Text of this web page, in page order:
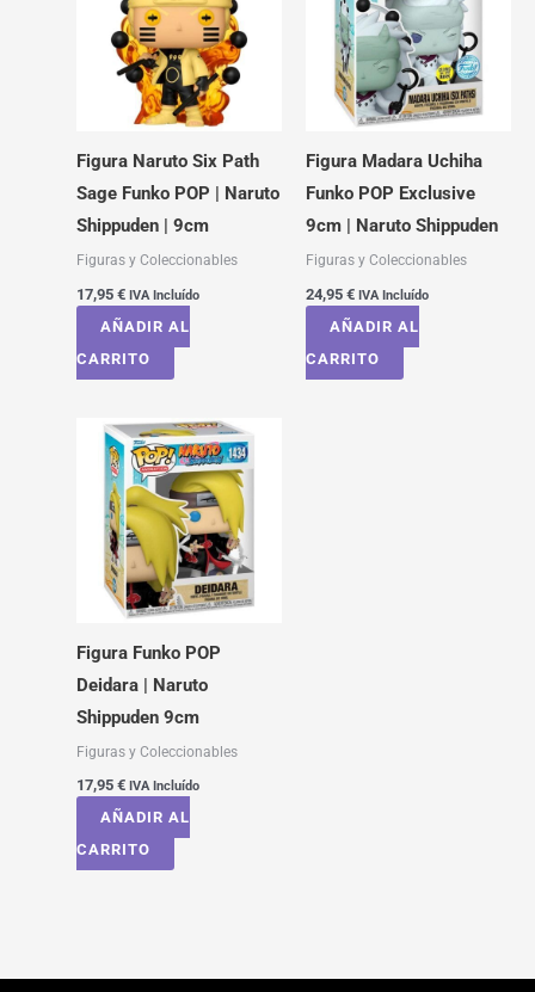
Figura Naruto Six Path
Sage Funko POP | Naruto
Shippuden | 9cm
Figuras y Coleccionables
17,95 € IVA Incluído
AÑADIR AL
CARRITO
Figura Madara Uchiha
Funko POP Exclusive
9cm | Naruto Shippuden
Figuras y Coleccionables
24,95 € IVA Incluído
AÑADIR AL
CARRITO
Figura Funko POP
Deidara | Naruto
Shippuden 9cm
Figuras y Coleccionables
17,95 € IVA Incluído
AÑADIR AL
CARRITO